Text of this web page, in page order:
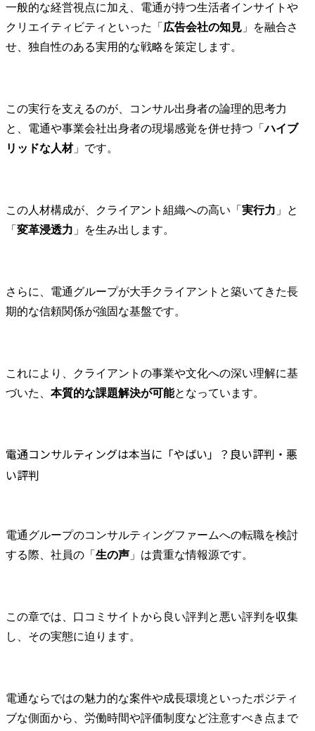
一般的な経営視点に加え、電通が持つ生活者インサイトや
クリエイティビティといった「 広告会社の知見 」を融合さ
せ、独自性のある実用的な戦略を策定します。
この実行を支えるのが、コンサル出身者の論理的思考力
と、電通や事業会社出身者の現場感覚を併せ持つ「ハイブ
リッドな人材」です。
この人材構成が、クライアント組織への高い「 実行力 」と
「 変革浸透力 」を生み出します。
さらに、電通グループが大手クライアントと築いてきた長
期的な信頼関係が強固な基盤です。
これにより、クライアントの事業や文化への深い理解に基
づいた、 本質的な課題解決が可能となっています。
電通コンサルティングは本当に「やばい」？良い評判・悪
い評判
電通グループのコンサルティングファームへの転職を検討
する際、社員の「 生の声 」は貴重な情報源です。
この章では、口コミサイトから良い評判と悪い評判を収集
し、その実態に迫ります。
電通ならではの魅力的な案件や成長環境といったポジティ
ブな側面から、労働時間や評価制度など注意すべき点まで